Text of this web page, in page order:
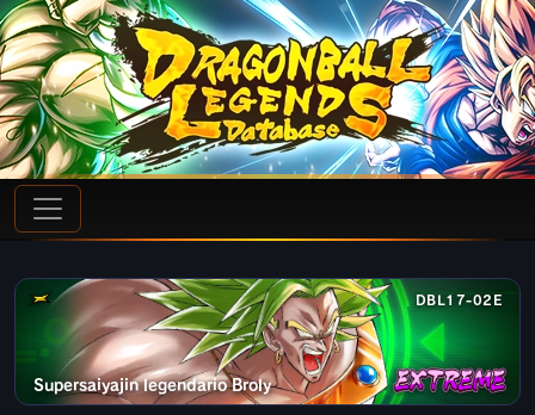
DBL17-02E
Supersaiyajin legendario Broly